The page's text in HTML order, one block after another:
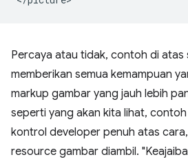
Percaya atau tidak, contoh di
memberikan semua kemampuan
markup gambar yang jauh lebih
seperti yang akan kita lihat, contoh
kontrol developer penuh atas
resource gambar diambil.